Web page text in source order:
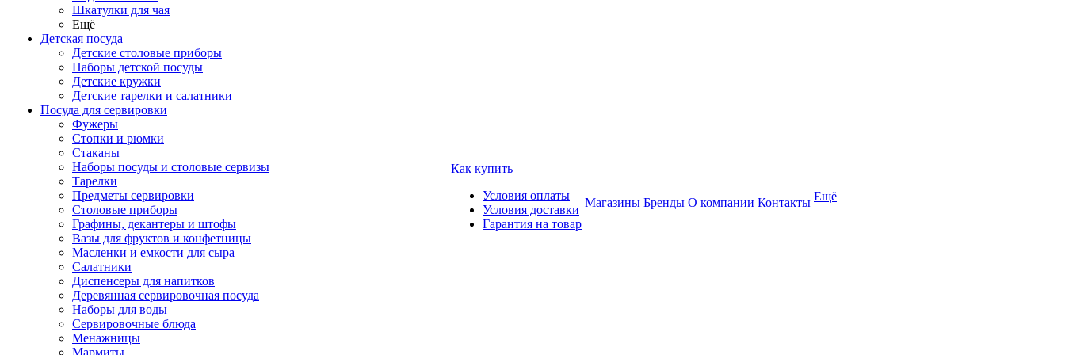
Шкатулки для чая
Ещё
Детская посуда
Детские столовые приборы
Наборы детской посуды
Детские кружки
Детские тарелки и салатники
Посуда для сервировки
Фужеры
Стопки и рюмки
Стаканы
Наборы посуды и столовые сервизы
Тарелки
Предметы сервировки
Столовые приборы
Графины, декантеры и штофы
Вазы для фруктов и конфетницы
Масленки и емкости для сыра
Салатники
Диспенсеры для напитков
Деревянная сервировочная посуда
Наборы для воды
Сервировочные блюда
Менажницы
Мармиты
Как купить
Условия оплаты
Условия доставки
Гарантия на товар
Магазины Бренды О компании Контакты Ещё